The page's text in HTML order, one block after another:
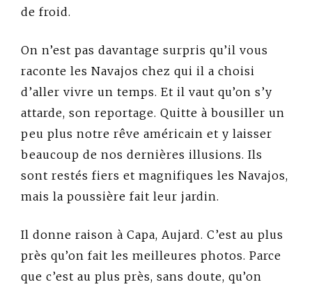
de froid.
On n’est pas davantage surpris qu’il vous
raconte les Navajos chez qui il a choisi
d’aller vivre un temps. Et il vaut qu’on s’y
attarde, son reportage. Quitte à bousiller un
peu plus notre rêve américain et y laisser
beaucoup de nos dernières illusions. Ils
sont restés fiers et magnifiques les Navajos,
mais la poussière fait leur jardin.
Il donne raison à Capa, Aujard. C’est au plus
près qu’on fait les meilleures photos. Parce
que c’est au plus près, sans doute, qu’on